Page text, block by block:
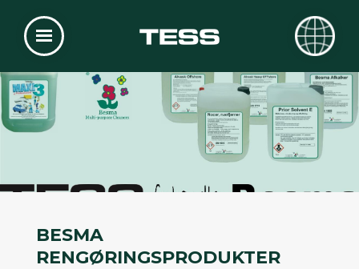
BESMA
RENGØRINGSPRODUKTER